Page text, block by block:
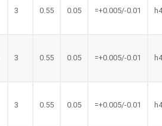
3 0.55 0.05 =+0.005/-0.01 h4
3 0.55 0.05 =+0.005/-0.01 h4
3 0.55 0.05 =+0.005/-0.01 h4